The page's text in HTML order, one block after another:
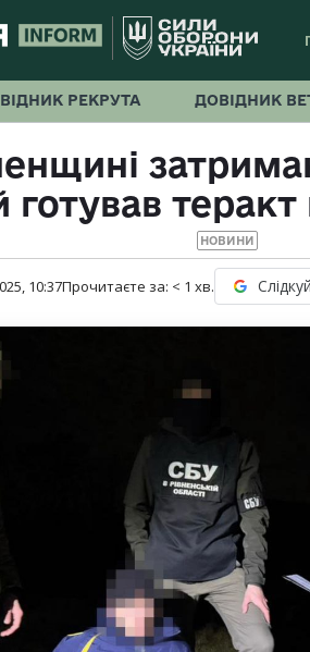
РЕКРУТА ДОВІДНИК
готував теракт
НОВИНИ
10:37Прочитаєте за: < 1 хв.